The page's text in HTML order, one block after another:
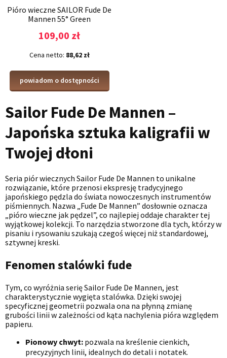
Pióro wieczne SAILOR Fude De
Mannen 55° Green
109,00 zł
Cena netto: 88,62 zł
powiadom o dostępności
Sailor Fude De Mannen –
Japońska sztuka kaligrafii w
Twojej dłoni
Seria piór wiecznych Sailor Fude De Mannen to unikalne
rozwiązanie, które przenosi ekspresję tradycyjnego
japońskiego pędzla do świata nowoczesnych instrumentów
piśmiennych. Nazwa „Fude De Mannen” dosłownie oznacza
„pióro wieczne jak pędzel”, co najlepiej oddaje charakter tej
wyjątkowej kolekcji. To narzędzia stworzone dla tych, którzy w
pisaniu i rysowaniu szukają czegoś więcej niż standardowej,
sztywnej kreski.
Fenomen stalówki fude
Tym, co wyróżnia serię Sailor Fude De Mannen, jest
charakterystycznie wygięta stalówka. Dzięki swojej
specyficznej geometrii pozwala ona na płynną zmianę
grubości linii w zależności od kąta nachylenia pióra względem
papieru.
Pionowy chwyt: pozwala na kreślenie cienkich,
precyzyjnych linii, idealnych do detali i notatek.